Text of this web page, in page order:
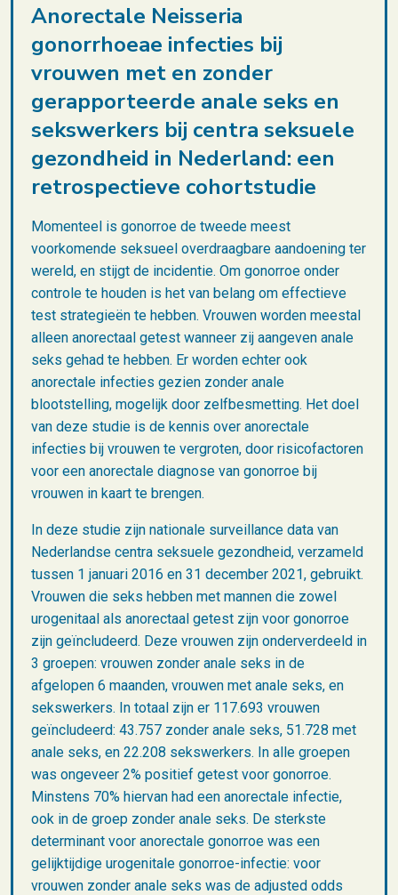
Anorectale Neisseria
gonorrhoeae infecties bij
vrouwen met en zonder
gerapporteerde anale seks en
sekswerkers bij centra seksuele
gezondheid in Nederland: een
retrospectieve cohortstudie
Momenteel is gonorroe de tweede meest
voorkomende seksueel overdraagbare aandoening ter
wereld, en stijgt de incidentie. Om gonorroe onder
controle te houden is het van belang om effectieve
test strategieën te hebben. Vrouwen worden meestal
alleen anorectaal getest wanneer zij aangeven anale
seks gehad te hebben. Er worden echter ook
anorectale infecties gezien zonder anale
blootstelling, mogelijk door zelfbesmetting. Het doel
van deze studie is de kennis over anorectale
infecties bij vrouwen te vergroten, door risicofactoren
voor een anorectale diagnose van gonorroe bij
vrouwen in kaart te brengen.
In deze studie zijn nationale surveillance data van
Nederlandse centra seksuele gezondheid, verzameld
tussen 1 januari 2016 en 31 december 2021, gebruikt.
Vrouwen die seks hebben met mannen die zowel
urogenitaal als anorectaal getest zijn voor gonorroe
zijn geïncludeerd. Deze vrouwen zijn onderverdeeld in
3 groepen: vrouwen zonder anale seks in de
afgelopen 6 maanden, vrouwen met anale seks, en
sekswerkers. In totaal zijn er 117.693 vrouwen
geïncludeerd: 43.757 zonder anale seks, 51.728 met
anale seks, en 22.208 sekswerkers. In alle groepen
was ongeveer 2% positief getest voor gonorroe.
Minstens 70% hiervan had een anorectale infectie,
ook in de groep zonder anale seks. De sterkste
determinant voor anorectale gonorroe was een
gelijktijdige urogenitale gonorroe-infectie: voor
vrouwen zonder anale seks was de adjusted odds